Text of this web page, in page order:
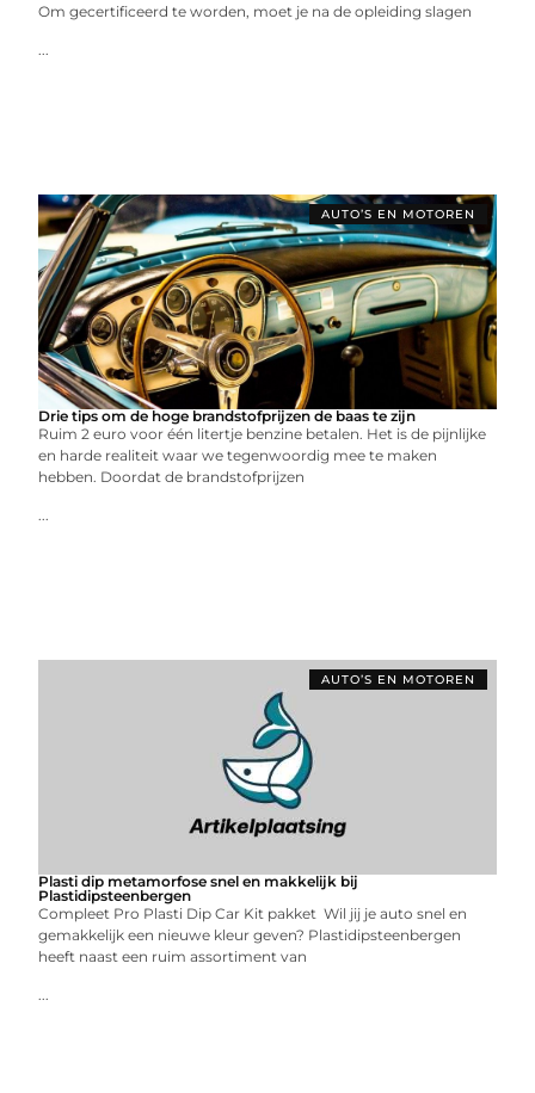
Om gecertificeerd te worden, moet je na de opleiding slagen
...
AUTO’S EN MOTOREN
Drie tips om de hoge brandstofprijzen de baas te zijn
Ruim 2 euro voor één litertje benzine betalen. Het is de pijnlijke
en harde realiteit waar we tegenwoordig mee te maken
hebben. Doordat de brandstofprijzen
...
AUTO’S EN MOTOREN
Plasti dip metamorfose snel en makkelijk bij
Plastidipsteenbergen
Compleet Pro Plasti Dip Car Kit pakket Wil jij je auto snel en
gemakkelijk een nieuwe kleur geven? Plastidipsteenbergen
heeft naast een ruim assortiment van
...